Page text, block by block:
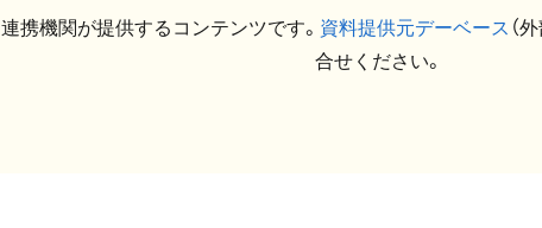
連携機関が提供するコンテンツです。 資料提供元デーベース （
合せください。